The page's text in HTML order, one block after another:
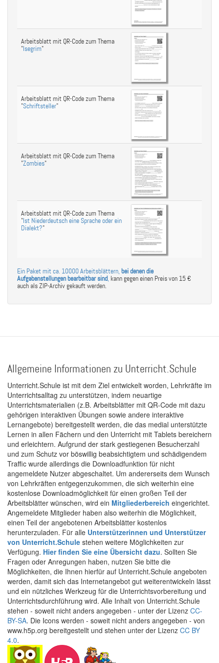
Arbeitsblatt mit QR-Code zum Thema
"Isegrim"
Arbeitsblatt mit QR-Code zum Thema
"Schriftsteller"
Arbeitsblatt mit QR-Code zum Thema
"Zombies"
Arbeitsblatt mit QR-Code zum Thema
"Ist Niederdeutsch eine Sprache oder ein
Dialekt?"
Ein Paket mit ca. 10000 Arbeitsblättern, bei denen die
Aufgabenstellungen bearbeitbar sind, kann gegen einen Preis von 15 €
auch als ZIP-Archiv gekauft werden.
Allgemeine Informationen zu Unterricht.Schule
Unterricht.Schule ist mit dem Ziel entwickelt worden, Lehrkräfte im
Unterrichtsalltag zu unterstützen, indem neuartige
Unterrichtsmaterialien (z.B. Arbeitsblätter mit QR-Code mit dazu
gehörigen interaktiven Übungen sowie andere interaktive
Lernangebote) bereitgestellt werden, die das medial unterstützte
Lernen in allen Fächern und den Unterricht mit Tablets bereichern
und erleichtern. Aufgrund der stark gestiegenen Besucherzahl
und zum Schutz vor böswillig beabsichtigtem und schädigendem
Traffic wurde allerdings die Downloadfunktion für nicht
angemeldete Nutzer abgeschaltet. Um andererseits dem Wunsch
von Lehrkräften entgegenzukommen, die sich weiterhin eine
kostenlose Downloadmöglichkeit für einen großen Teil der
Arbeitsblätter wünschen, wird ein Mitgliederbereich eingerichtet.
Angemeldete Mitglieder haben also weiterhin die Möglichkeit,
einen Teil der angebotenen Arbeitsblätter kostenlos
herunterzuladen. Für alle Unterstützerinnen und Unterstützer
von Unterricht.Schule stehen weitere Möglichkeiten zur
Verfügung. Hier finden Sie eine Übersicht dazu. Sollten Sie
Fragen oder Anregungen haben, nutzen Sie bitte die
Möglichkeiten, die Ihnen hierfür auf Unterricht.Schule angeboten
werden, damit sich das Internetangebot gut weiterentwickeln lässt
und ein nützliches Werkzeug für die Unterrichtsvorbereitung und
Unterrichtsdurchführung wird. Alle Inhalt von Unterricht.Schule
stehen - soweit nicht anders angegeben - unter der Lizenz CC-
BY-SA. Die Icons werden - soweit nicht anders angegeben - von
www.h5p.org bereitgestellt und stehen unter der Lizenz CC BY
4.0.